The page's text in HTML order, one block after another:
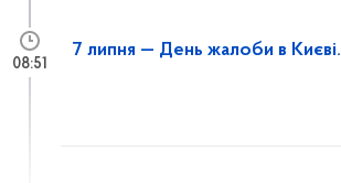
7 липня — День жалоби в Києві.
08:51